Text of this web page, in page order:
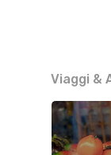
Viaggi &